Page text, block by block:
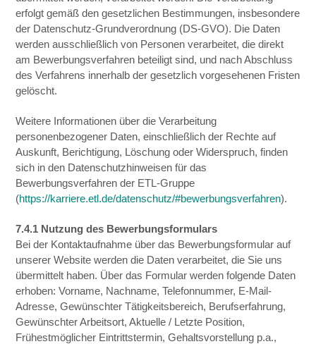
erfolgt gemäß den gesetzlichen Bestimmungen, insbesondere
der Datenschutz-Grundverordnung (DS-GVO). Die Daten
werden ausschließlich von Personen verarbeitet, die direkt
am Bewerbungsverfahren beteiligt sind, und nach Abschluss
des Verfahrens innerhalb der gesetzlich vorgesehenen Fristen
gelöscht.
Weitere Informationen über die Verarbeitung
personenbezogener Daten, einschließlich der Rechte auf
Auskunft, Berichtigung, Löschung oder Widerspruch, finden
sich in den Datenschutzhinweisen für das
Bewerbungsverfahren der ETL-Gruppe
(https://karriere.etl.de/datenschutz/#bewerbungsverfahren).
7.4.1 Nutzung des Bewerbungsformulars
Bei der Kontaktaufnahme über das Bewerbungsformular auf
unserer Website werden die Daten verarbeitet, die Sie uns
übermittelt haben. Über das Formular werden folgende Daten
erhoben: Vorname, Nachname, Telefonnummer, E-Mail-
Adresse, Gewünschter Tätigkeitsbereich, Berufserfahrung,
Gewünschter Arbeitsort, Aktuelle / Letzte Position,
Frühestmöglicher Eintrittstermin, Gehaltsvorstellung p.a.,